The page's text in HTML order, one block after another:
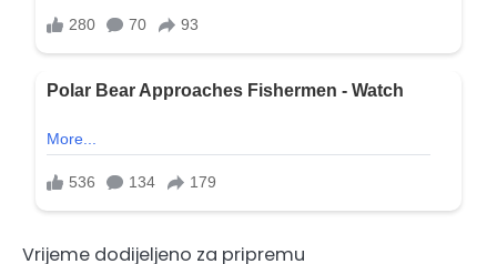
Vrijeme dodijeljeno za pripremu